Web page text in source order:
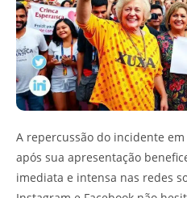
A repercussão do incidente
após sua apresentação
imediata e intensa nas redes